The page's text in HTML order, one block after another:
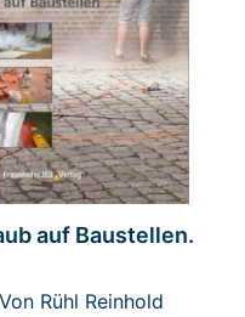
auf Baustellen.
Von Rühl Reinhold